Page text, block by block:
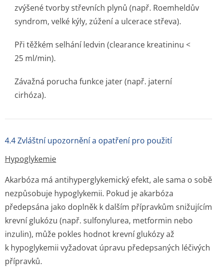
zvýšené tvorby střevních plynů (např. Roemheldův
syndrom, velké kýly, zúžení a ulcerace střeva).
Při těžkém selhání ledvin (clearance kreatininu <
25 ml/min).
Závažná porucha funkce jater (např. jaterní
cirhóza).
4.4 Zvláštní upozornění a opatření pro použití
Hypoglykemie
Akarbóza má antihyperglykemický efekt, ale sama o sobě
nezpůsobuje hypoglykemii. Pokud je akarbóza
předepsána jako doplněk k dalším přípravkům snižujícím
krevní glukózu (např. sulfonylurea, metformin nebo
inzulin), může pokles hodnot krevní glukózy až
k hypoglykemii vyžadovat úpravu předepsaných léčivých
přípravků.